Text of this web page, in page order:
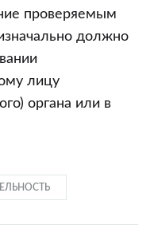
проверяемым
должно
лицу
органа или в